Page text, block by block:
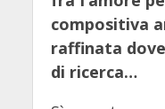
compositiva
raffinata
di ricerca…